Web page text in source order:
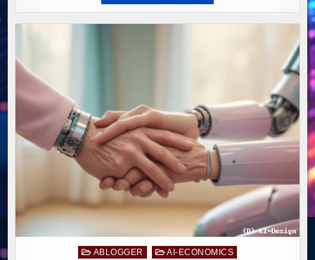
FÜR
ENTWICKLER:
PostedABLOGGER AI-ECONOMICS